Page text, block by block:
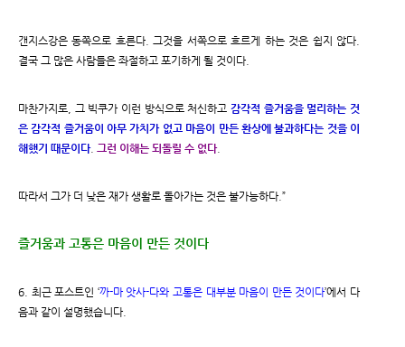
갠지스강은 동쪽으로 흐른다. 그것을 서쪽으로 흐르게 하는 것은 쉽지 않다.
결국 그 많은 사람들은 좌절하고 포기하게 될 것이다.
마찬가지로, 그 빅쿠가 이런 방식으로 처신하고 감각적 즐거움을 멀리하는 것
은 감각적 즐거움이 아무 가치가 없고 마음이 만든 환상에 불과하다는 것을 이
해했기 때문이다. 그런 이해는 되돌릴 수 없다.
따라서 그가 더 낮은 재가 생활로 돌아가는 것은 불가능하다.”
즐거움과 고통은 마음이 만든 것이다
6. 최근 포스트인 ‘까-마 앗사-다와 고통은 대부분 마음이 만든 것이다’에서 다
음과 같이 설명했습니다.